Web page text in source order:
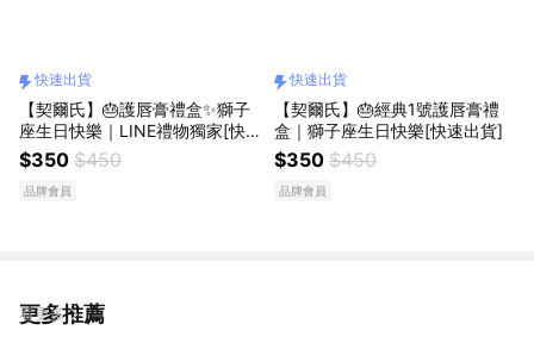
快速出貨
【契爾氏】🎂護唇膏禮盒✨獅子
座生日快樂｜LINE禮物獨家[快
速出貨]
$350 $450
品牌會員
快速出貨
【契爾氏】🎂經典1號護唇膏禮
盒｜獅子座生日快樂[快速出貨]
$350 $450
品牌會員
更多推薦
看更多